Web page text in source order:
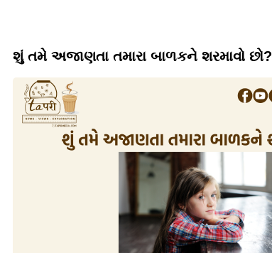
શું તમે અજાણતા તમારા બાળકને શરમાવો છો?